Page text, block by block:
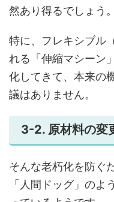
然あり得るでしょう。
特に、フレキシブル
れる「伸縮マシーン
化してきて、本来の
議はありません。
3-2. 原材料の変
そんな老朽化を防ぐ
「人間ドッグ」のよ